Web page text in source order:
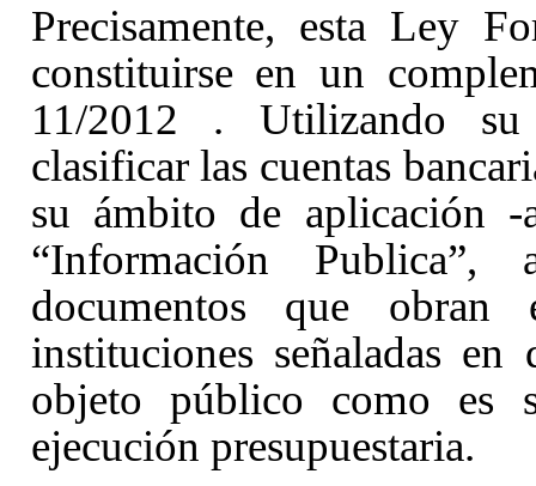
Precisamente, esta Ley
constituirse en un
11/2012 . Utilizando su
clasificar las cuentas
su ámbito de aplicación
“Información
documentos que
instituciones señaladas
objeto público como es
ejecución presupuestaria.